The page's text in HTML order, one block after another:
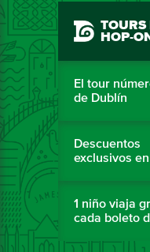
TOURS
HOP-
El tour
de Dublín
Descuentos
exclusivos
1 niño viaja
cada boleto